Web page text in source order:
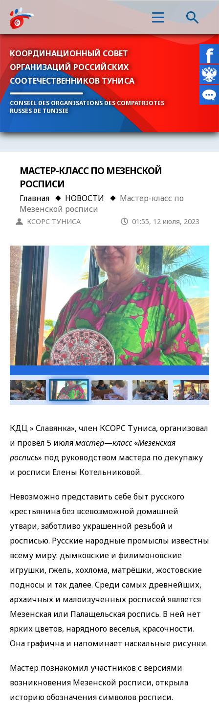
КООРДИНАЦИОННЫЙ СОВЕТ
ОРГАНИЗАЦИЙ РОССИЙСКИХ
СООТЕЧЕСТВЕННИКОВ ТУНИСА
CONSEIL DES ORGANISATIONS DES COMPATRIOTES
RUSSES DE TUNISIE
МАСТЕР-КЛАСС ПО МЕЗЕНСКОЙ
РОСПИСИ
Главная НОВОСТИ
Мастер-класс по
Мезенской росписи
КСОРС ТУНИСА 01:55, 12 июля, 2023
Галерея
КДЦ » Славянка», член КСОРС Туниса, организовал
и провёл 5 июлямастер—класс«Мезенская
роспись» под руководством мастера по декупажу
и росписи Елены Котельниковой.
Невозможно представить себе быт русского
крестьянина без всевозможной домашней
утвари, заботливо украшенной резьбой и
росписью. Русские народные промыслы известны
всему миру: дымковские и филимоновские
игрушки, гжель, хохлома, матрёшки, жостовские
подносы и так далее. Среди самых древнейших,
архаичных и малоизученных росписей является
Мезенская или Палащельская роспись. В ней нет
ярких цветов, нарядного веселья, красочности.
Она графична и напоминает наскальные рисунки.
Мастер познакомил участников с версиями
возникновения Мезенской росписи, открыла
историю обозначения символов росписи.